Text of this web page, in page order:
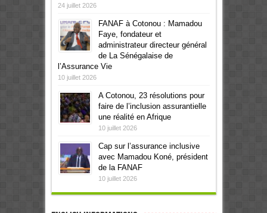
24 juillet 2026
FANAF à Cotonou : Mamadou
Faye, fondateur et
administrateur directeur général
de La Sénégalaise de
l’Assurance Vie
10 juillet 2026
A Cotonou, 23 résolutions pour
faire de l’inclusion assurantielle
une réalité en Afrique
10 juillet 2026
Cap sur l’assurance inclusive
avec Mamadou Koné, président
de la FANAF
10 juillet 2026